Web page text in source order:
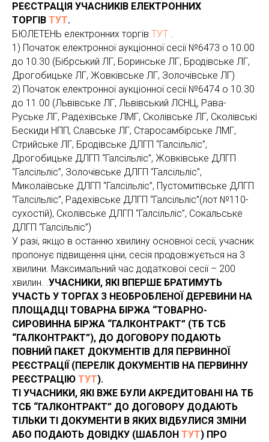
РЕЄСТРАЦІЯ УЧАСНИКІВ ЕЛЕКТРОННИХ
ТОРГІВ ТУТ.
БЮЛЕТЕНЬ електронних торгів ТУТ .
1) Початок електронної аукціонної сесії №6473 о 10.00
до 10.30 (Бібрський ЛГ, Боринське ЛГ, Бродівське ЛГ,
Дрогобицьке ЛГ, Жовківське ЛГ, Золочівське ЛГ)
2) Початок електронної аукціонної сесії №6474 о 10.30
до 11.00 (Львівське ЛГ, Львівський ЛСНЦ, Рава-
Руське ЛГ, Радехівське ЛМГ, Сколівське ЛГ, Сколівські
Бескиди НПП, Славське ЛГ, Старосамбірське ЛМГ,
Стрийське ЛГ, Бродівське ДЛГП “Галсільліс”,
Дрогобицьке ДЛГП “Галсільліс”, Жовківське ДЛГП
“Галсільліс”, Золочівське ДЛГП “Галсільліс”,
Миколаївське ДЛГП “Галсільліс”, Пустомитівське ДЛГП
“Галсільліс”, Радехівське ДЛГП “Галсільліс”(лот №110-
сухостій), Сколівське ДЛГП “Галсільліс”, Сокальське
ДЛГП “Галсільліс”)
У разі, якщо в останню хвилину основної сесії, учасник
пропонує підвищення ціни, сесія продовжується на 3
хвилини. Максимальний час додаткової сесії – 200
хвилин. .УЧАСНИКИ, ЯКІ ВПЕРШЕ БРАТИМУТЬ
УЧАСТЬ У ТОРГАХ З НЕОБРОБЛЕНОЇ ДЕРЕВИНИ НА
ПЛОЩАДЦІ ТОВАРНА БІРЖА “ТОВАРНО-
СИРОВИННА БІРЖА “ГАЛКОНТРАКТ” (ТБ ТСБ
“ГАЛКОНТРАКТ”), ДО ДОГОВОРУ ПОДАЮТЬ
ПОВНИЙ ПАКЕТ ДОКУМЕНТІВ ДЛЯ ПЕРВИННОЇ
РЕЄСТРАЦІЇ (ПЕРЕЛІК ДОКУМЕНТІВ НА ПЕРВИННУ
РЕЄСТРАЦІЮ ТУТ).
ТІ УЧАСНИКИ, ЯКІ ВЖЕ БУЛИ АКРЕДИТОВАНІ НА ТБ
ТСБ “ГАЛКОНТРАКТ” ДО ДОГОВОРУ ДОДАЮТЬ
ТІЛЬКИ ТІ ДОКУМЕНТИ В ЯКИХ ВІДБУЛИСЯ ЗМІНИ
АБО ПОДАЮТЬ ДОВІДКУ (ШАБЛОН ТУТ) ПРО